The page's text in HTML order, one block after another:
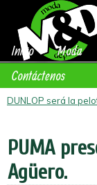
Inicio Moda
Contáctenos
DUNLOP será la
PUMA
Agüero.